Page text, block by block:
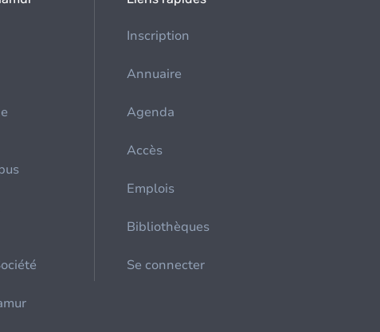
Inscription
Annuaire
Agenda
Accès
Emplois
Bibliothèques
Se connecter